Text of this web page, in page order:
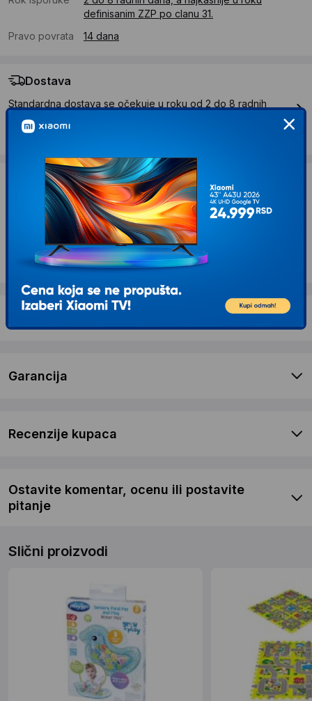
definisanim ZZP po clanu 31.
Pravo povrata
14 dana
Dostava
Standardna dostava se očekuje u roku od 2 do 8 radnih
dana
Želite li ponudu za firmu?
Kontaktirajte nas
Opis proizvoda MoMi Podloga za bebe –
Puzzle
Garancija
Recenzije kupaca
Ostavite komentar, ocenu ili postavite
pitanje
Slični proizvodi